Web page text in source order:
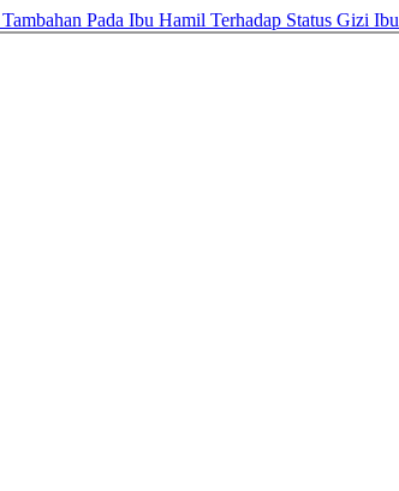
Pada Ibu Hamil Terhadap Status Gizi Ibu